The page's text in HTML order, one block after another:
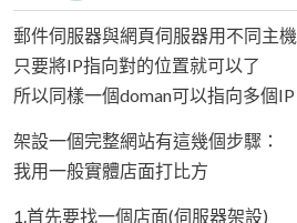
郵件伺服器與網頁伺服器用不同主機
只要將IP指向對的位置就可以了
所以同樣一個doman可以指向多個IP
架設一個完整網站有這幾個步驟：
我用一般實體店面打比方
1.首先要找一個店面(伺服器架設)